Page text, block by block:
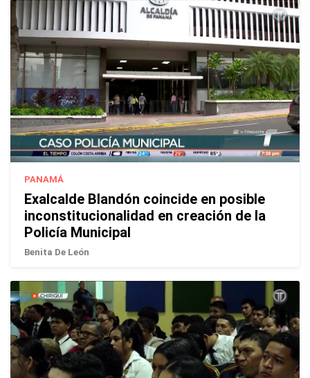
PANAMÁ
Exalcalde Blandón coincide en posible
inconstitucionalidad en creación de la
Policía Municipal
Benita De León